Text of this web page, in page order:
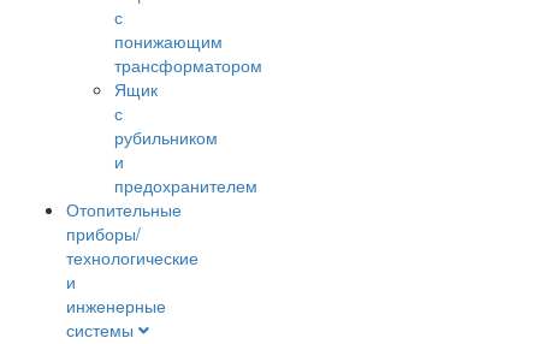
с
понижающим
трансформатором
Ящик
с
рубильником
и
предохранителем
Отопительные
приборы/
технологические
и
инженерные
системы